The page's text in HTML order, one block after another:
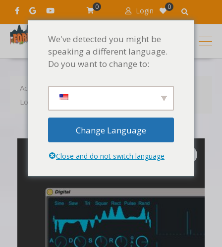
Login 0
0
Accueil Produits
Logiciels DJ et MAO
Logiciels MAO
We've detected you might be
speaking a different language.
Do you want to change to:
Change Language
Close and do not switch language